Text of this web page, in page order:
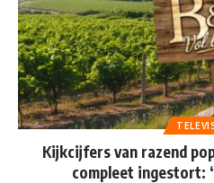
Kijkcijfers van razend
compleet ingestort: